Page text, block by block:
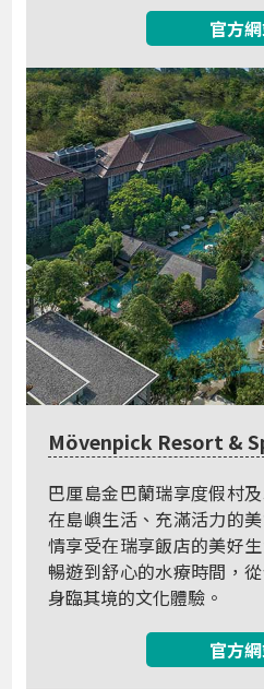
官方
Mövenpick Resort &
巴厘島金巴蘭瑞享度假村
在島嶼生活、充滿活力的
情享受在瑞享飯店的美好
暢遊到舒心的水療時間，
身臨其境的文化體驗。
官方